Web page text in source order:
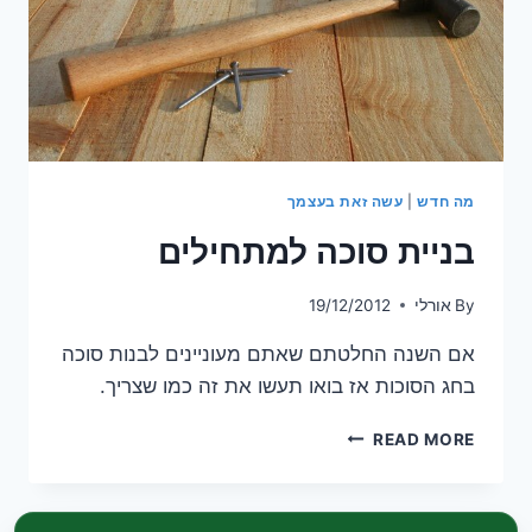
מה חדש| עשה זאת בעצמך
בניית סוכה למתחילים
By אורלי 19/12/2012
אם השנה החלטתם שאתם מעוניינים לבנות סוכה
בחג הסוכות אז בואו תעשו את זה כמו שצריך.
READ MOREבניית